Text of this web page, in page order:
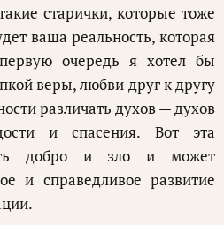
старички, которые тоже
ваша реальность, которая
очередь я хотел бы
веры, любви друг к другу
различать духов — духов
и спасения. Вот эта
добро и зло и может
и справедливое развитие